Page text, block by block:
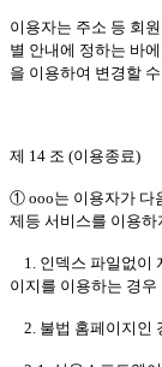
이용자는 주소 등 회
별 안내에 정하는 바
을 이용하여 변경할
제 14 조 (이용종료)
① ooo는 이용자가 다
제등 서비스를 이용하
1. 인덱스 파일없이
이지를 이용하는 경우
2. 불법 홈페이지인